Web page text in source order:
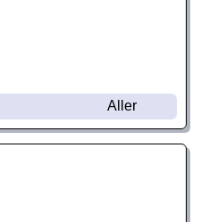
Aller